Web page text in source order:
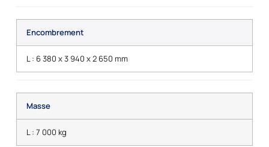
Encombrement
L : 6 380 x 3 940 x 2 650 mm
Masse
L : 7 000 kg